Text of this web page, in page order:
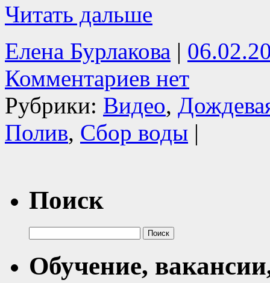
Читать дальше
Елена Бурлакова |
Комментариев нет
Рубрики: Видео,
Полив, Сбор воды |
Поиск
Обучение,